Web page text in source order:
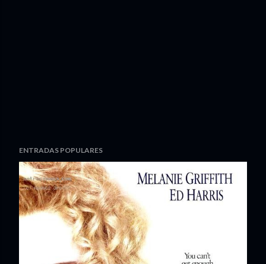
ENTRADAS POPULARES